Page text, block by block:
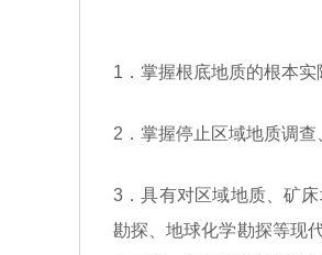
1．掌握根底地质的根本实
2．掌握停止区域地质调查
3．具有对区域地质、矿
勘探、地球化学勘探等现